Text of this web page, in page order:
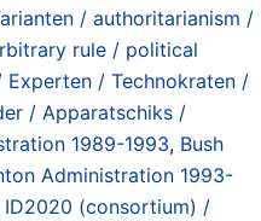
/ authoritarianism /
rule / political
Experten / Technokraten /
/ Apparatschiks /
1989-1993, Bush
Administration 1993-
(consortium) /